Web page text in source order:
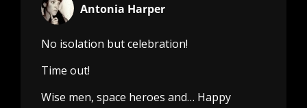
Antonia Harper
No isolation but celebration!
Time out!
Wise men, space heroes and… Happy